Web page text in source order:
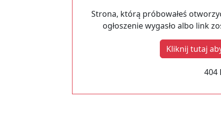
Strona, którą próbowałeś
ogłoszenie wygasło albo link
Kliknij tutaj
404